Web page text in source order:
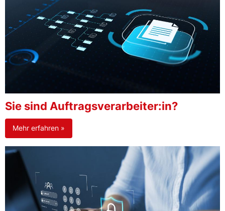
Sie sind Auftragsverarbeiter:in?
Mehr erfahren »